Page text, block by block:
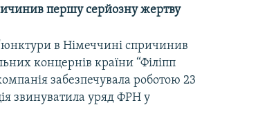
першу серйозну жертву
в Німеччині спричинив
концернів країни “Філіпп
забезпечувала роботою 23
звинуватила уряд ФРН у